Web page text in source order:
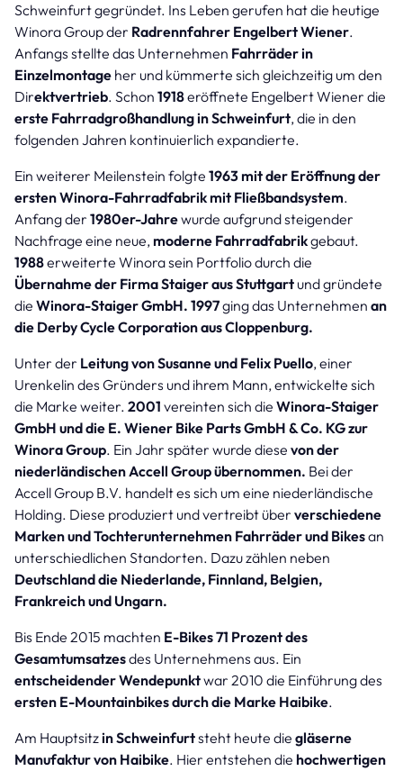
Schweinfurt gegründet. Ins Leben gerufen hat die heutige
Winora Group der Radrennfahrer Engelbert Wiener.
Anfangs stellte das Unternehmen Fahrräder in
Einzelmontage her und kümmerte sich gleichzeitig um den
Direktvertrieb. Schon 1918eröffnete Engelbert Wiener die
erste Fahrradgroßhandlung in Schweinfurt, die in den
folgenden Jahren kontinuierlich expandierte.
Ein weiterer Meilenstein folgte 1963 mit der Eröffnung der
ersten Winora-Fahrradfabrik mit Fließbandsystem.
Anfang der 1980er-Jahrewurde aufgrund steigender
Nachfrage eine neue, moderne Fahrradfabrikgebaut.
1988erweiterte Winora sein Portfolio durch die
Übernahme der Firma Staiger aus Stuttgart und gründete
die Winora-Staiger GmbH. 1997ging das Unternehmen an
die Derby Cycle Corporation aus Cloppenburg.
Unter der Leitung von Susanne und Felix Puello, einer
Urenkelin des Gründers und ihrem Mann, entwickelte sich
die Marke weiter. 2001 vereinten sich die Winora-Staiger
GmbH und die E. Wiener Bike Parts GmbH & Co. KG zur
Winora Group. Ein Jahr später wurde diese von der
niederländischen Accell Group übernommen. Bei der
Accell Group B.V. handelt es sich um eine niederländische
Holding. Diese produziert und vertreibt über verschiedene
Marken und Tochterunternehmen Fahrräder und Bikesan
unterschiedlichen Standorten. Dazu zählen neben
Deutschland die Niederlande, Finnland, Belgien,
Frankreich und Ungarn.
Bis Ende 2015 machten E-Bikes 71 Prozent des
Gesamtumsatzesdes Unternehmens aus. Ein
entscheidender Wendepunktwar 2010 die Einführung des
ersten E-Mountainbikes durch die Marke Haibike.
Am Hauptsitzin Schweinfurtsteht heute die gläserne
Manufaktur von Haibike. Hier entstehen die hochwertigen